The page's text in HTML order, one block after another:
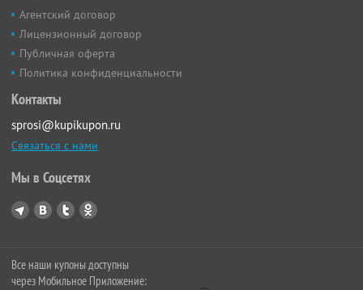
Агентский договор
Лицензионный договор
Публичная оферта
Политика конфиденциальности
Контакты
sprosi@kupikupon.ru
Связаться с нами
Мы в Соцсетях
Все наши купоны доступны
через Мобильное Приложение: